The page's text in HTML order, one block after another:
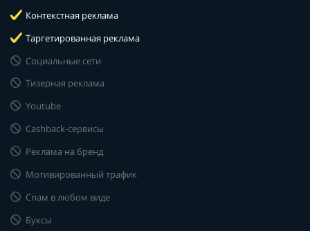
Контекстная реклама
Таргетированная реклама
Социальные сети
Тизерная реклама
Youtube
Cashback-сервисы
Реклама на бренд
Мотивированный трафик
Спам в любом виде
Буксы